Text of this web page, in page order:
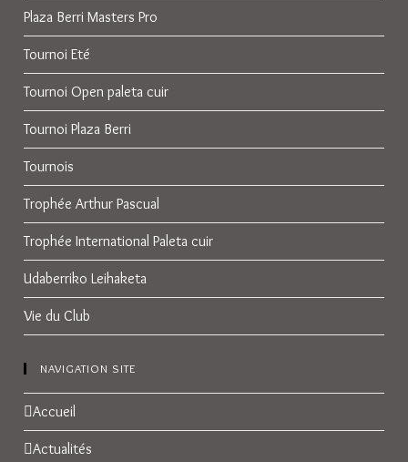
Plaza Berri Masters Pro
Tournoi Eté
Tournoi Open paleta cuir
Tournoi Plaza Berri
Tournois
Trophée Arthur Pascual
Trophée International Paleta cuir
Udaberriko Leihaketa
Vie du Club
NAVIGATION SITE
Accueil
Actualités